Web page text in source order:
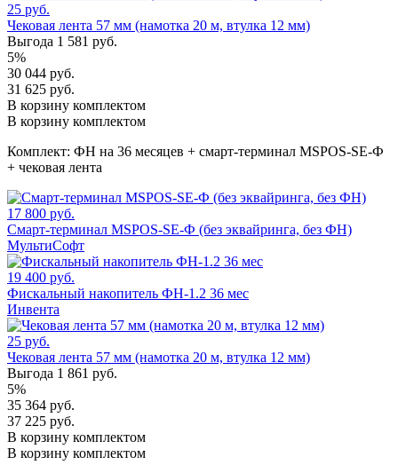
25 руб.
Чековая лента 57 мм (намотка 20 м, втулка 12 мм)
Выгода 1 581 руб.
5%
30 044 руб.
31 625 руб.
В корзину комплектом
В корзину комплектом
Комплект: ФН на 36 месяцев + смарт-терминал MSPOS-SE-Ф
+ чековая лента
17 800 руб.
Смарт-терминал MSPOS-SE-Ф (без эквайринга, без ФН)
МультиСофт
19 400 руб.
Фискальный накопитель ФН-1.2 36 мес
Инвента
25 руб.
Чековая лента 57 мм (намотка 20 м, втулка 12 мм)
Выгода 1 861 руб.
5%
35 364 руб.
37 225 руб.
В корзину комплектом
В корзину комплектом